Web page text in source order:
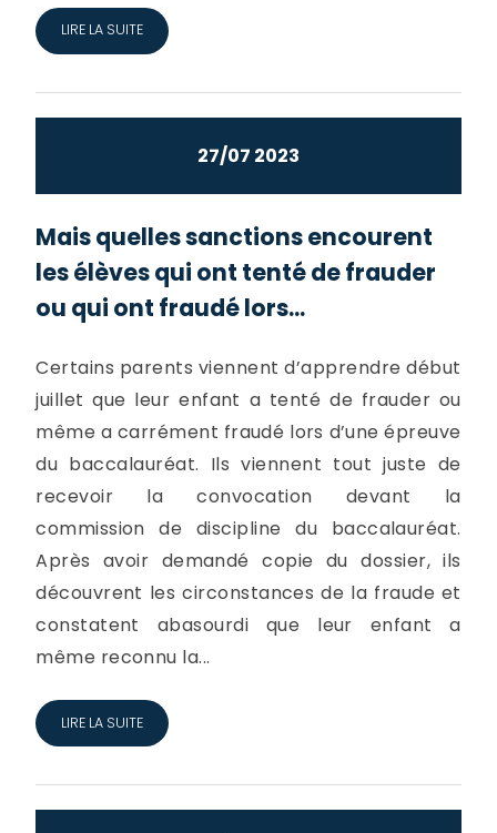
LIRE LA SUITE
27/07 2023
Mais quelles sanctions encourent
les élèves qui ont tenté de frauder
ou qui ont fraudé lors...
Certains parents viennent d’apprendre début
juillet que leur enfant a tenté de frauder ou
même a carrément fraudé lors d’une épreuve
du baccalauréat. Ils viennent tout juste de
recevoir la convocation devant la
commission de discipline du baccalauréat.
Après avoir demandé copie du dossier, ils
découvrent les circonstances de la fraude et
constatent abasourdi que leur enfant a
même reconnu la...
LIRE LA SUITE